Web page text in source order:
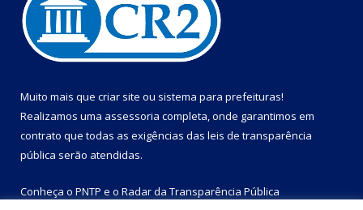
Muito mais que criar site ou sistema para prefeituras!
Realizamos uma assessoria completa, onde garantimos em
contrato que todas as exigências das leis de transparência
pública serão atendidas.
Conheça o PNTP e o Radar da Transparência Pública